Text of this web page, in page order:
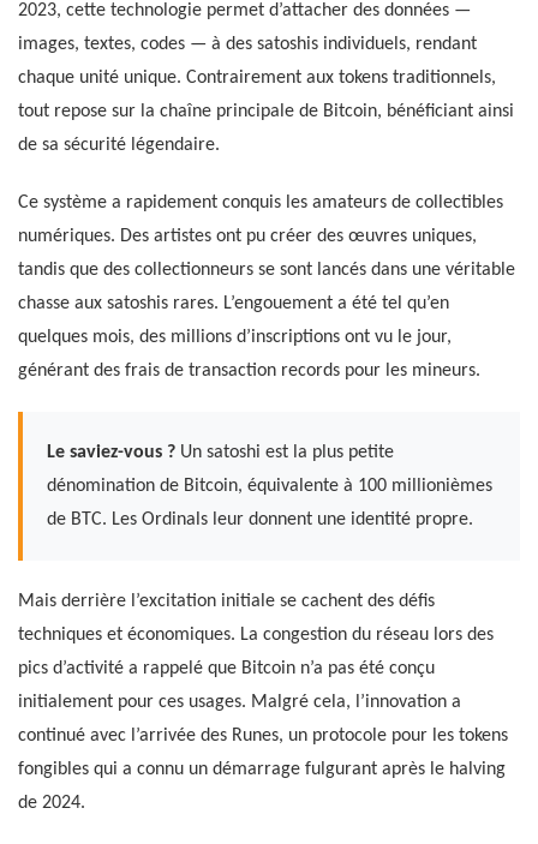
2023, cette technologie permet d’attacher des données —
images, textes, codes — à des satoshis individuels, rendant
chaque unité unique. Contrairement aux tokens traditionnels,
tout repose sur la chaîne principale de Bitcoin, bénéficiant ainsi
de sa sécurité légendaire.
Ce système a rapidement conquis les amateurs de collectibles
numériques. Des artistes ont pu créer des œuvres uniques,
tandis que des collectionneurs se sont lancés dans une véritable
chasse aux satoshis rares. L’engouement a été tel qu’en
quelques mois, des millions d’inscriptions ont vu le jour,
générant des frais de transaction records pour les mineurs.
Le saviez-vous ? Un satoshi est la plus petite
dénomination de Bitcoin, équivalente à 100 millionièmes
de BTC. Les Ordinals leur donnent une identité propre.
Mais derrière l’excitation initiale se cachent des défis
techniques et économiques. La congestion du réseau lors des
pics d’activité a rappelé que Bitcoin n’a pas été conçu
initialement pour ces usages. Malgré cela, l’innovation a
continué avec l’arrivée des Runes, un protocole pour les tokens
fongibles qui a connu un démarrage fulgurant après le halving
de 2024.